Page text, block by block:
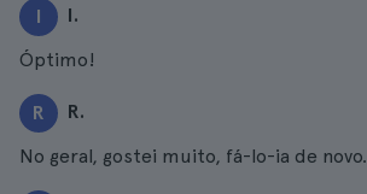
I I.
Óptimo!
R R.
No geral, gostei muito, fá-lo-ia de novo.